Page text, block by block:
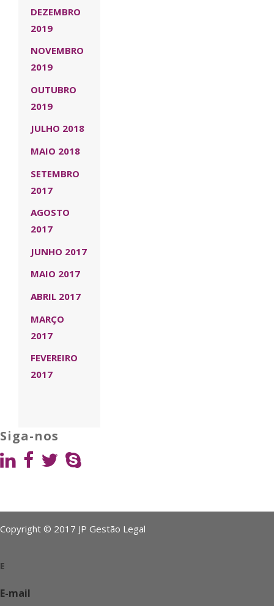
DEZEMBRO
2019
NOVEMBRO
2019
OUTUBRO
2019
JULHO 2018
MAIO 2018
SETEMBRO
2017
AGOSTO
2017
JUNHO 2017
MAIO 2017
ABRIL 2017
MARÇO
2017
FEVEREIRO
2017
Siga-nos
Copyright © 2017 JP Gestão Legal
E
E-mail